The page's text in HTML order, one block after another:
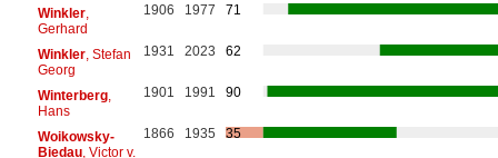
Winkler,
Gerhard
1906 1977 71
Winkler, Stefan
Georg
1931 2023 62
Winterberg,
Hans
1901 1991 90
Woikowsky-
Biedau, Victor v.
1866 1935 35